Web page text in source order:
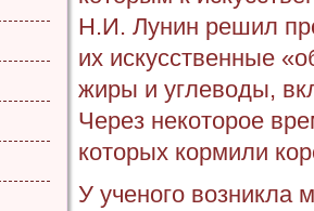
Н.И. Лунин решил
их искусственные
жиры и углеводы,
Через некоторое
которых кормили
У ученого возникла